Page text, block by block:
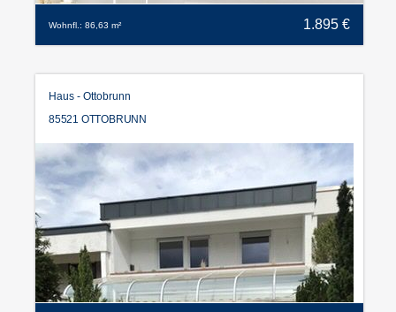
Wohnfl.: 86,63 m² 1.895 €
Haus - Ottobrunn
85521 OTTOBRUNN